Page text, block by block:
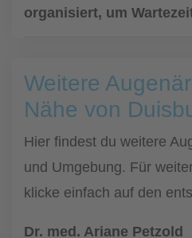
organisiert, um
Weitere
Nähe von
Hier findest du weitere
und Umgebung. Für
klicke einfach auf den
Dr. med. Ariane Petzold